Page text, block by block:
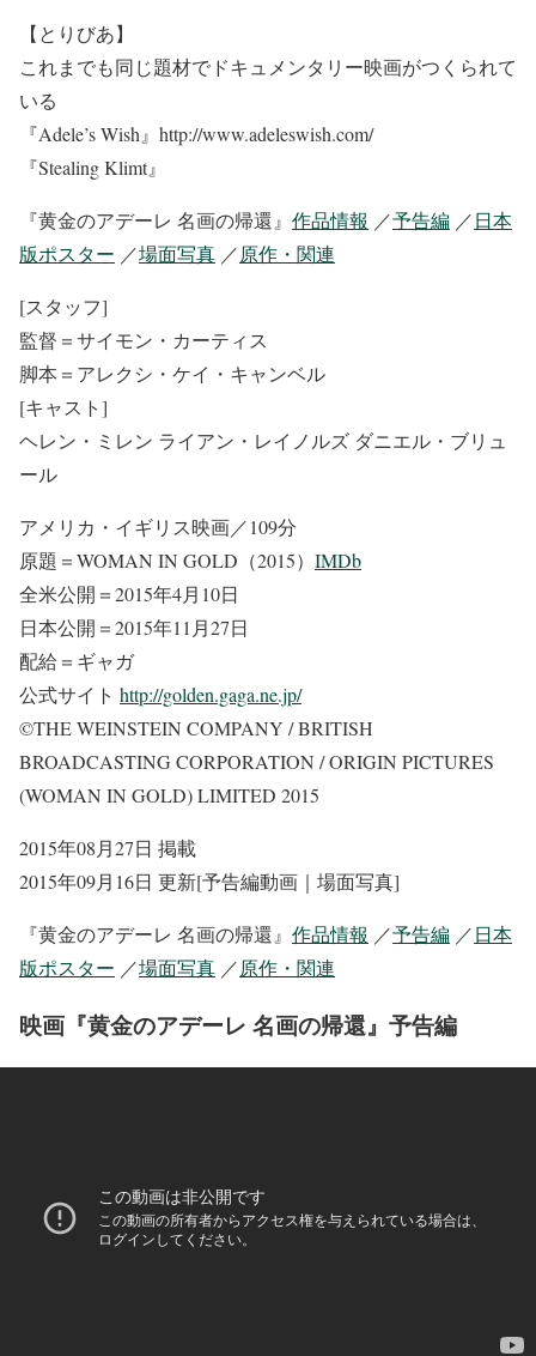
【とりびあ】
これまでも同じ題材でドキュメンタリー映画がつくられて
いる
『Adele’s Wish』http://www.adeleswish.com/
『Stealing Klimt』
『黄金のアデーレ 名画の帰還』 作品情報 ／予告編 ／日本
版ポスター ／場面写真 ／原作・関連
[スタッフ]
監督＝サイモン・カーティス
脚本＝アレクシ・ケイ・キャンベル
[キャスト]
ヘレン・ミレン ライアン・レイノルズ ダニエル・ブリュ
ール
アメリカ・イギリス映画／109分
原題＝WOMAN IN GOLD（2015） IMDb
全米公開＝2015年4月10日
日本公開＝2015年11月27日
配給＝ギャガ
公式サイト http://golden.gaga.ne.jp/
©THE WEINSTEIN COMPANY / BRITISH
BROADCASTING CORPORATION / ORIGIN PICTURES
(WOMAN IN GOLD) LIMITED 2015
2015年08月27日 掲載
2015年09月16日 更新[予告編動画｜場面写真]
『黄金のアデーレ 名画の帰還』 作品情報 ／予告編 ／日本
版ポスター ／場面写真 ／原作・関連
映画『黄金のアデーレ 名画の帰還』予告編